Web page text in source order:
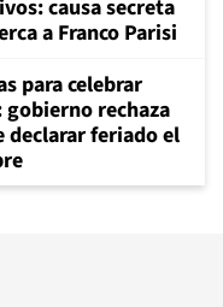
causa secreta
a Franco Parisi
para celebrar
gobierno rechaza
declarar feriado el